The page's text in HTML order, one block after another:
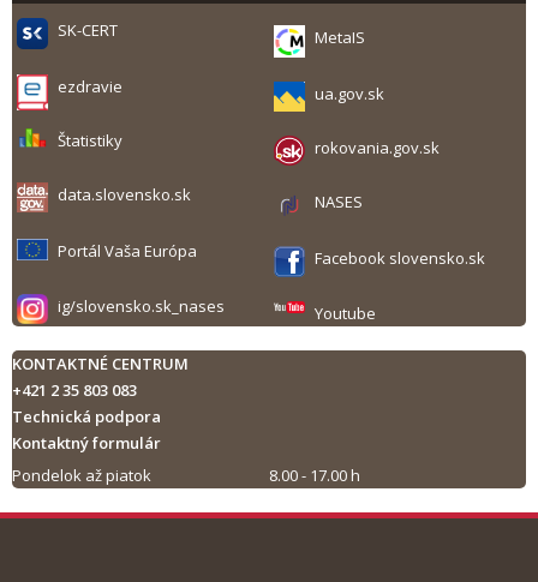
SK-CERT MetaIS
ezdravie ua.gov.sk
Štatistiky rokovania.gov.sk
data.slovensko.sk NASES
Portál Vaša Európa Facebook slovensko.sk
ig/slovensko.sk_nases Youtube
KONTAKTNÉ CENTRUM
+421 2 35 803 083
Technická podpora
Kontaktný formulár
Pondelok až piatok
8.00 - 17.00 h
Tlač obsahu